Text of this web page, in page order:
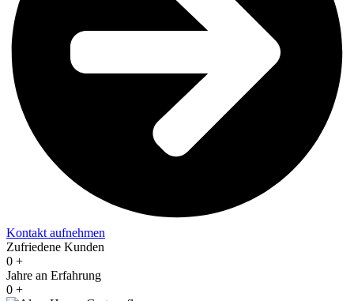
Kontakt aufnehmen
Zufriedene Kunden
0 +
Jahre an Erfahrung
0 +